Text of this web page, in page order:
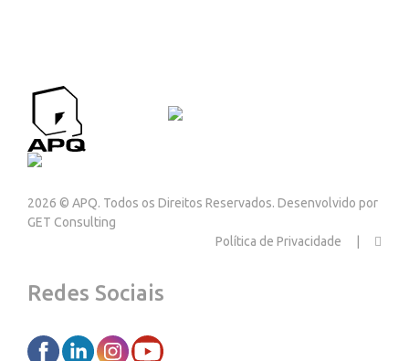
2026 © APQ. Todos os Direitos Reservados. Desenvolvido por
GET Consulting
Política de Privacidade
Redes Sociais